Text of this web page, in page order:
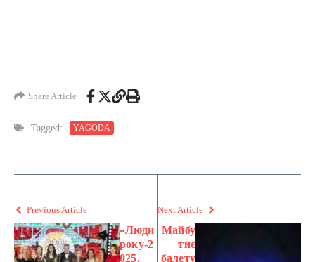
Share Article
Tagged: YAGODA
Previous Article
«Люди
року-2
025.
Next Article
Майбу
тнє
балету